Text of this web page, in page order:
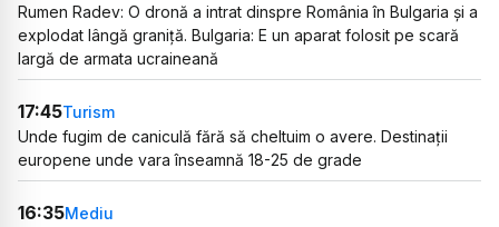
Rumen Radev: O dronă a intrat dinspre România în Bulgaria și a
explodat lângă graniță. Bulgaria: E un aparat folosit pe scară
largă de armata ucraineană
17:45Turism
Unde fugim de caniculă fără să cheltuim o avere. Destinații
europene unde vara înseamnă 18-25 de grade
16:35Mediu